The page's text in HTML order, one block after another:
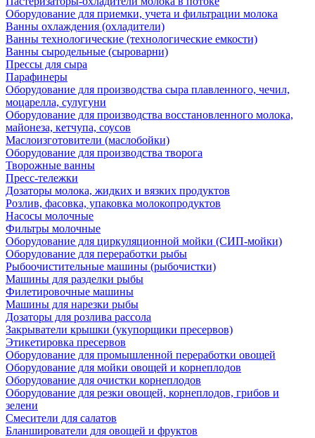
Оборудование для приемки, учета и фильтрации молока
Ванны охлаждения (охладители)
Ванны технологические (технологические емкости)
Ванны сыродельные (сыроварни)
Прессы для сыра
Парафинеры
Оборудование для производства сыра плавленного, чечил,
моцарелла, сулугуни
Оборудование для производства восстановленного молока,
майонеза, кетчупа, соусов
Маслоизготовители (маслобойки)
Оборудование для производства творога
Творожные ванны
Пресс-тележки
Дозаторы молока, жидких и вязких продуктов
Розлив, фасовка, упаковка молокопродуктов
Насосы молочные
Фильтры молочные
Оборудование для циркуляционной мойки (СИП-мойки)
Оборудование для переработки рыбы
Рыбоочистительные машины (рыбочистки)
Машины для разделки рыбы
Филетировочные машины
Машины для нарезки рыбы
Дозаторы для розлива рассола
Закрыватели крышки (укупорщики пресервов)
Этикетировка пресервов
Оборудование для промышленной переработки овощей
Оборудование для мойки овощей и корнеплодов
Оборудование для очистки корнеплодов
Оборудование для резки овощей, корнеплодов, грибов и
зелени
Смесители для салатов
Бланширователи для овощей и фруктов